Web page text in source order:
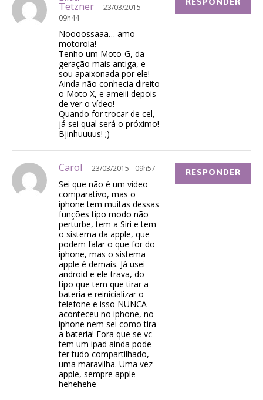
Tetzner
23/03/2015 -
09h44
Noooossaaa… amo
motorola!
Tenho um Moto-G, da
geração mais antiga, e
sou apaixonada por ele!
Ainda não conhecia direito
o Moto X, e ameiii depois
de ver o vídeo!
Quando for trocar de cel,
já sei qual será o próximo!
Bjinhuuuus! ;)
RESPONDER
Carol 23/03/2015 - 09h57
Sei que não é um vídeo
comparativo, mas o
iphone tem muitas dessas
funções tipo modo não
perturbe, tem a Siri e tem
o sistema da apple, que
podem falar o que for do
iphone, mas o sistema
apple é demais. Já usei
android e ele trava, do
tipo que tem que tirar a
bateria e reinicializar o
telefone e isso NUNCA
aconteceu no iphone, no
iphone nem sei como tira
a bateria! Fora que se vc
tem um ipad ainda pode
ter tudo compartilhado,
uma maravilha. Uma vez
apple, sempre apple
hehehehe
RESPONDER